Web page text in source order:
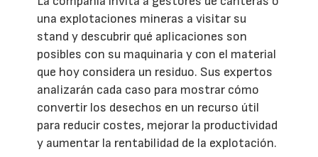
una explotaciones mineras a visitar su
stand y descubrir qué aplicaciones son
posibles con su maquinaria y con el material
que hoy considera un residuo. Sus expertos
analizarán cada caso para mostrar cómo
convertir los desechos en un recurso útil
para reducir costes, mejorar la productividad
y aumentar la rentabilidad de la explotación.